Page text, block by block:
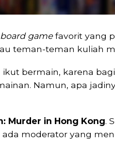
board game favorit yang
teman-teman kuliah
bermain, karena
Namun, apa
Murder in Hong Kong.
moderator yang